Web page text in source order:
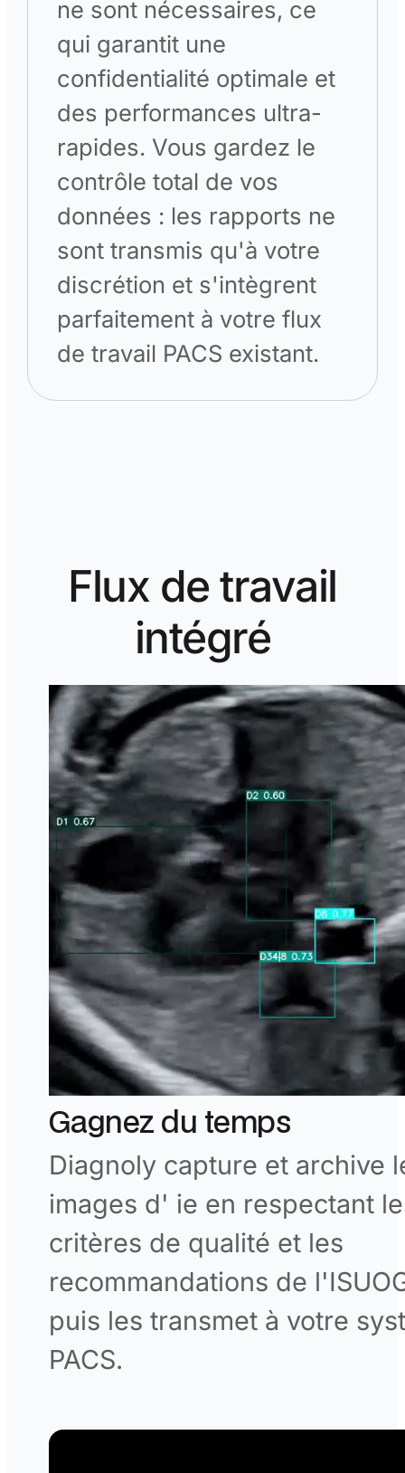
ne sont nécessaires, ce
qui garantit une
confidentialité optimale et
des performances ultra-
rapides. Vous gardez le
contrôle total de vos
données : les rapports ne
sont transmis qu'à votre
discrétion et s'intègrent
parfaitement à votre flux
de travail PACS existant.
Flux de travail
intégré
Gagnez du temps
Diagnoly capture et archive
images d' ie en respectant
critères de qualité et les
recommandations de
puis les transmet à votre
PACS.